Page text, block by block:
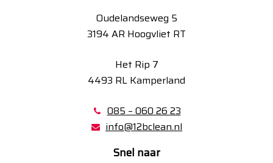
Oudelandseweg 5
3194 AR Hoogvliet RT
Het Rip 7
4493 RL Kamperland
085 – 060 26 23
info@12bclean.nl
Snel naar